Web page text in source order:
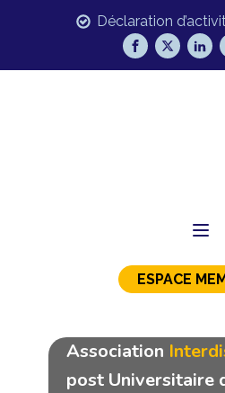
Déclaration
ESPACE
Association
post Universitaire